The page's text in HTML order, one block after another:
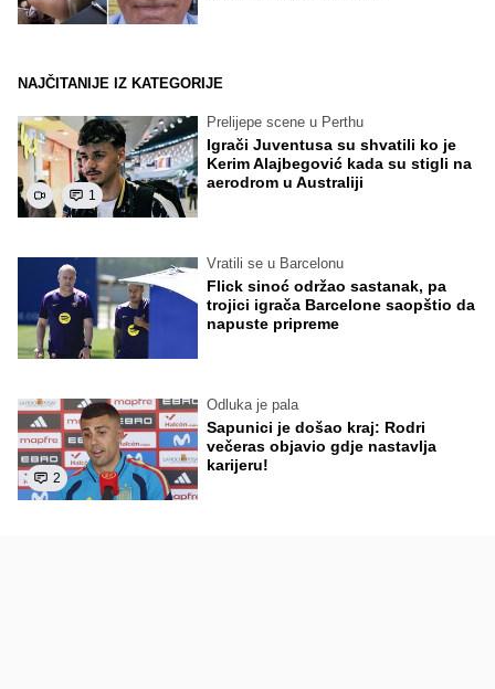
NAJČITANIJE IZ KATEGORIJE
1
Prelijepe scene u Perthu
Igrači Juventusa su shvatili ko je
Kerim Alajbegović kada su stigli na
aerodrom u Australiji
Vratili se u Barcelonu
Flick sinoć održao sastanak, pa
trojici igrača Barcelone saopštio da
napuste pripreme
2
Odluka je pala
Sapunici je došao kraj: Rodri
večeras objavio gdje nastavlja
karijeru!